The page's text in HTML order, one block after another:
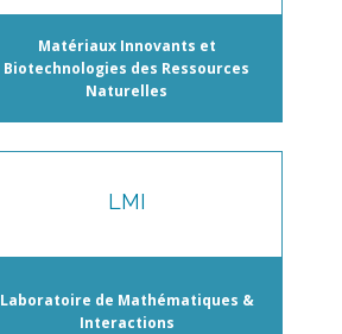
Matériaux Innovants et
Biotechnologies des Ressources
Naturelles
LMI
Laboratoire de Mathématiques &
Interactions